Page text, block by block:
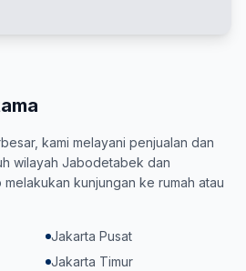
kami melayani penjualan dan
wilayah Jabodetabek dan
kunjungan ke rumah atau
Jakarta Pusat
Jakarta Timur